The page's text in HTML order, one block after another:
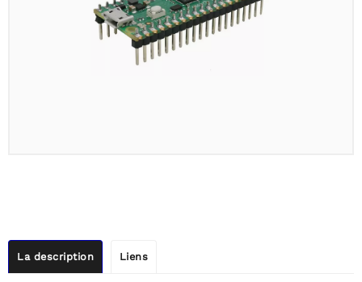
La description Liens